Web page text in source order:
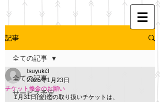
記事
全ての記事
サービス予定
全ての記事
チケット換金のお願い
tsuyuki3
2025年1月23日
1月31日(金)迄の取り扱いチケットは、